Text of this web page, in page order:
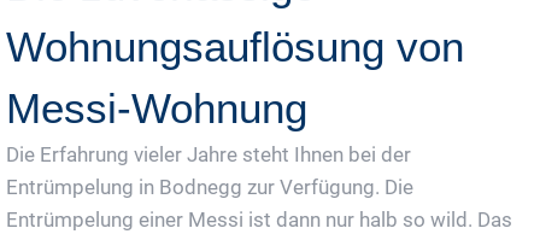
Wohnungsauflösung von
Messi-Wohnung
Die Erfahrung vieler Jahre steht Ihnen bei der
Entrümpelung in Bodnegg zur Verfügung. Die
Entrümpelung einer Messi ist dann nur halb so wild. Das